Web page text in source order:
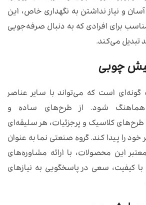
و نیاز نداشتن به نگهداری خاص، این
برای افرادی که به دنبال صرفه‌جویی
تبدیل می‌کند.
چوبی
است که می‌تواند با سایر عناصر
هماهنگ شود. از طرح‌های ساده و
طرح‌های کلاسیک و پرجزئیات، هر سلیقه‌ای
را پیدا کند. گروه صنعتی نما به عنوان
این محصولات، با ارائه مشاوره‌های
کیفیت، سعی در پاسخگویی به نیازهای